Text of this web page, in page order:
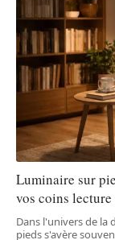
Luminaire sur
vos coins lecture
Dans l'univers de la
pieds s'avère